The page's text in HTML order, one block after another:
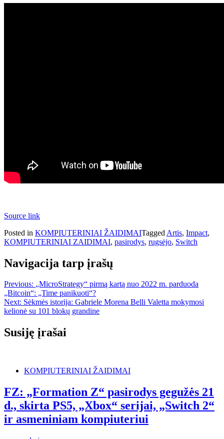
Source link
Posted in KOMPIUTERINIAI ŽAIDIMAITagged Artis, Impact,
KOMPIUTERINIAI ZAIDIMAI, pasirodys, rugsėjo, Switch
Navigacija tarp įrašų
Previous: „MicroStrategy“ pirmą kartą nuo 2022 m. parduoda
„Bitcoin“: „Time panikuoti“?
Next: Sėkmės istorija: Gabriele Morena Belli Valetta mokymosi
kelionė su 101 blokų grandine
Susiję įrašai
KOMPIUTERINIAI ŽAIDIMAI
FZ: „Formation Z“ pasirodys gegužės 21
d., skirta PS5, „Xbox“ serijai, „Switch 2“
ir asmeniniam kompiuteriui